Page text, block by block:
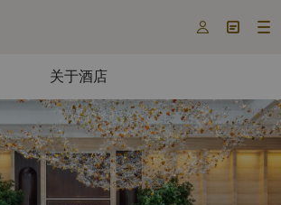
  
关于酒店